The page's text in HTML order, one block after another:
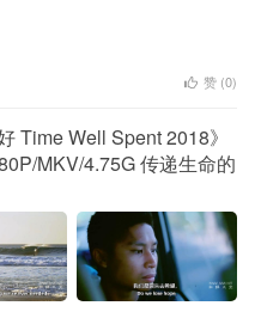
赞 (0)
Time Well Spent 2018》
MKV/4.75G 传递生命的